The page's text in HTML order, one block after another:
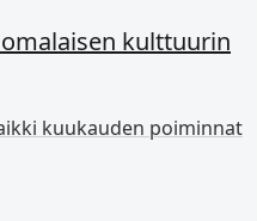
kulttuurin
kuukauden poiminnat